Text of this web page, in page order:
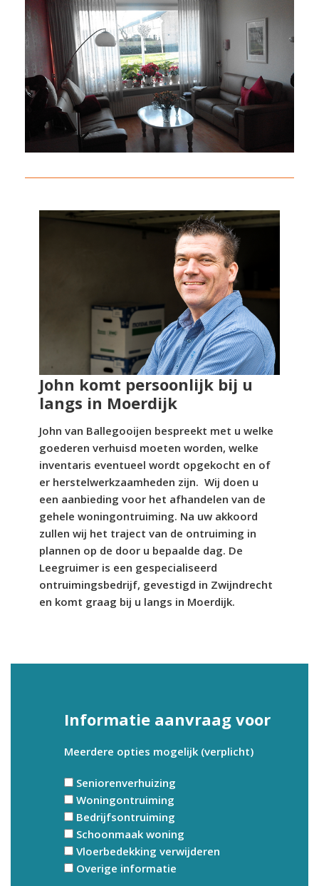
John komt persoonlijk bij u
langs in Moerdijk
John van Ballegooijen bespreekt met u welke
goederen verhuisd moeten worden, welke
inventaris eventueel wordt opgekocht en of
er herstelwerkzaamheden zijn. Wij doen u
een aanbieding voor het afhandelen van de
gehele woningontruiming. Na uw akkoord
zullen wij het traject van de ontruiming in
plannen op de door u bepaalde dag. De
Leegruimer is een gespecialiseerd
ontruimingsbedrijf, gevestigd in Zwijndrecht
en komt graag bij u langs in Moerdijk.
Informatie aanvraag voor
Meerdere opties mogelijk (verplicht)
Seniorenverhuizing
Woningontruiming
Bedrijfsontruiming
Schoonmaak woning
Vloerbedekking verwijderen
Overige informatie